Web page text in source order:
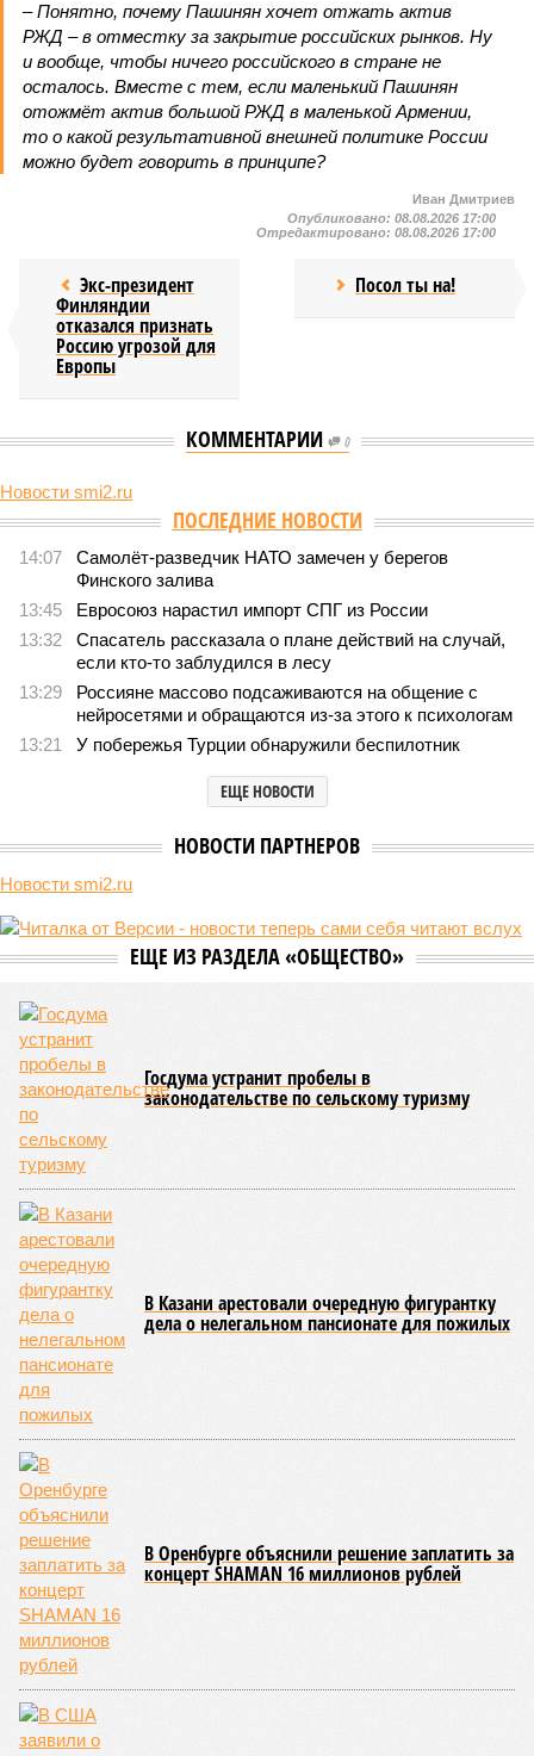
– Понятно, почему Пашинян хочет отжать актив
РЖД – в отместку за закрытие российских рынков. Ну
и вообще, чтобы ничего российского в стране не
осталось. Вместе с тем, если маленький Пашинян
отожмёт актив большой РЖД в маленькой Армении,
то о какой результативной внешней политике России
можно будет говорить в принципе?
Иван Дмитриев
Опубликовано: 08.08.2026 17:00
Отредактировано: 08.08.2026 17:00
Экс-президент
Финляндии
отказался признать
Россию угрозой для
Европы
Посол ты на!
КОММЕНТАРИИ 0
Новости smi2.ru
В нескольких станциях от уже сданного
«Сказочного леса» пайщики ЖК «Станция Л» продолжают ждать от
компании Capital Group начала реальной достройки
В нескольких станциях от уже сданного «Сказочного
леса» пайщики ЖК «Станция Л» продолжают ждать от
компании Capital Group начала реальной достройки
«Станция ожидания» для дольщиков
В нескольких станциях от уже сданного «Сказочного леса» пайщики ЖК
«Станция Л» продолжают ждать от компании Capital Group начала
уже получают ключи – в мае 2026 года были получены
заключение о соответствии проектной документации и
разрешение на ввод жилищного комплекса в эксплуатацию –
совсем недалеко, в паре станций метро южнее, на Люблинской
улице, картина, можно сказать, прямо противоположная.
ЖК «Светлый мир «Станция Л»: та же группа компаний-
банкрот Seven Suns Development, та же
схема достройки через Capital Group осенью 2024 года, но
за прошедшие два года результатов, по словам дольщиков,
практически не видно. По
из профильных
порталов, первую очередь ЖК строители обещают сдать к
декабрю 2026 г., вторую – к марту 2028-го. Но никто при
этом из кураторов стройки не задается вопросом: как эти
сроки должны материализоваться? На строительной
площадке, по свидетельствам дольщиков, регулярно
бывающих у забора, какая-либо техника отсутствует. Ни
бетононасосов, ни работающих кранов, ни признаков
мобилизации подрядчиков. При том, что до «декабря 2026»
осталось менее полугода.
Если в «Сказочном лесу» техзаказчик публично
отчитывался о поэтапной готовности – 90%, затем 97%, с
конкретными инженерными работами (усиление
монолитных конструкций, устранение проектных ошибок) –
то по «Станции Л» подобной публичной отчётности
дольщики не видят. Ни Capital Group, ни кураторы
строительства не подтверждают ни соблюдения графика
строительства, ни объёма фактически выполненных работ.